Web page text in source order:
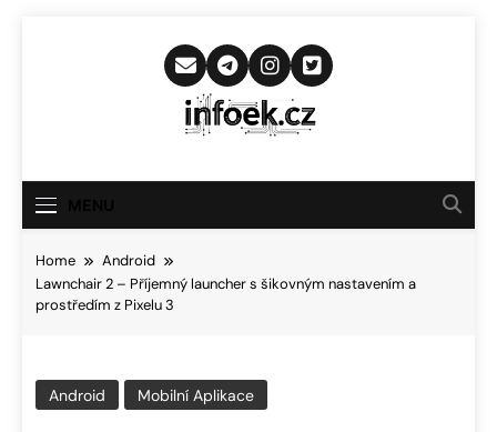
Infoek.cz
Novinkám
Home
Android
Lawnchair 2 – Příjemný launcher s šikovným nastavením a
prostředím z Pixelu 3
Android Mobilní Aplikace